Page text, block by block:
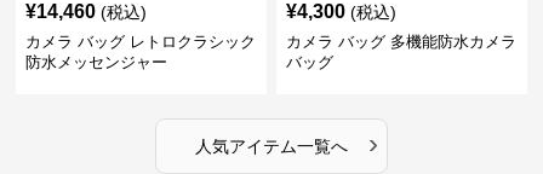
¥14,460 (税込)
カメラ バッグ レトロクラシック
防水メッセンジャー
¥4,300 (税込)
カメラ バッグ 多機能防水カメラ
バッグ
人気アイテム一覧へ ›